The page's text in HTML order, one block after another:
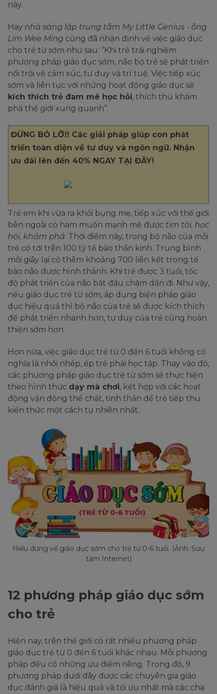
này.
Hay nhà sáng lập trung tâm My Little Genius - ông
Lim Wee Ming cũng đã nhận định về việc giáo dục
cho trẻ từ sớm như sau: “Khi trẻ trải nghiệm
phương pháp giáo dục sớm, não bộ trẻ sẽ phát triển
nổi trội về cảm xúc, tư duy và trí tuệ. Việc tiếp xúc
sớm và liên tục với những hoạt động giáo dục sẽ
kích thích trẻ đam mê học hỏi, thích thú khám
phá thế giới xung quanh”.
ĐỪNG BỎ LỠ!! Các giải pháp giúp con phát
triển toàn diện về tư duy và ngôn ngữ. Nhận
ưu đãi lên đến 40% NGAY TẠI ĐÂY!
Trẻ em khi vừa ra khỏi bụng mẹ, tiếp xúc với thế giới
bên ngoài có ham muốn mạnh mẽ được tìm tòi, học
hỏi, khám phá. Thời điểm này, trong bộ não của mỗi
trẻ có tới trên 100 tỷ tế bào thần kinh. Trung bình
mỗi giây lại có thêm khoảng 700 liên kết trong tế
bào não được hình thành. Khi trẻ được 3 tuổi, tốc
độ phát triển của não bắt đầu chậm dần đi. Như vậy,
nếu giáo dục trẻ từ sớm, áp dụng biện pháp giáo
dục hiệu quả thì bộ não của trẻ sẽ được kích thích
để phát triển nhanh hơn, tư duy của trẻ cũng hoàn
thiện sớm hơn.
Hơn nữa, việc giáo dục trẻ từ 0 đến 6 tuổi không có
nghĩa là nhồi nhép, ép trẻ phải học tập. Thay vào đó,
các phương pháp giáo dục trẻ từ sớm sẽ thực hiện
theo hình thức dạy mà chơi, kết hợp với các hoạt
động vận động thể chất, tinh thần để trẻ tiếp thu
kiến thức một cách tự nhiên nhất.
Hiểu đúng về giáo dục sớm cho trẻ từ 0-6 tuổi. (Ảnh: Sưu
tầm Internet)
12 phương pháp giáo dục sớm
cho trẻ
Hiện nay, trên thế giới có rất nhiều phương pháp
giáo dục trẻ từ 0 đến 6 tuổi khác nhau. Mỗi phương
pháp đều có những ưu điểm riêng. Trong đó, 9
phương pháp dưới đây được các chuyên gia giáo
dục đánh giá là hiệu quả và tối ưu nhất mà các cha